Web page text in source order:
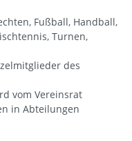
Fußball, Handball,
Turnen,
des
vom Vereinsrat
in Abteilungen